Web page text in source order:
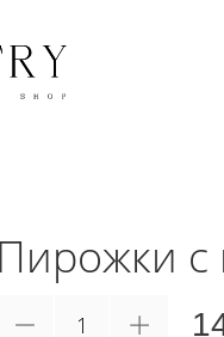
Пирожки с